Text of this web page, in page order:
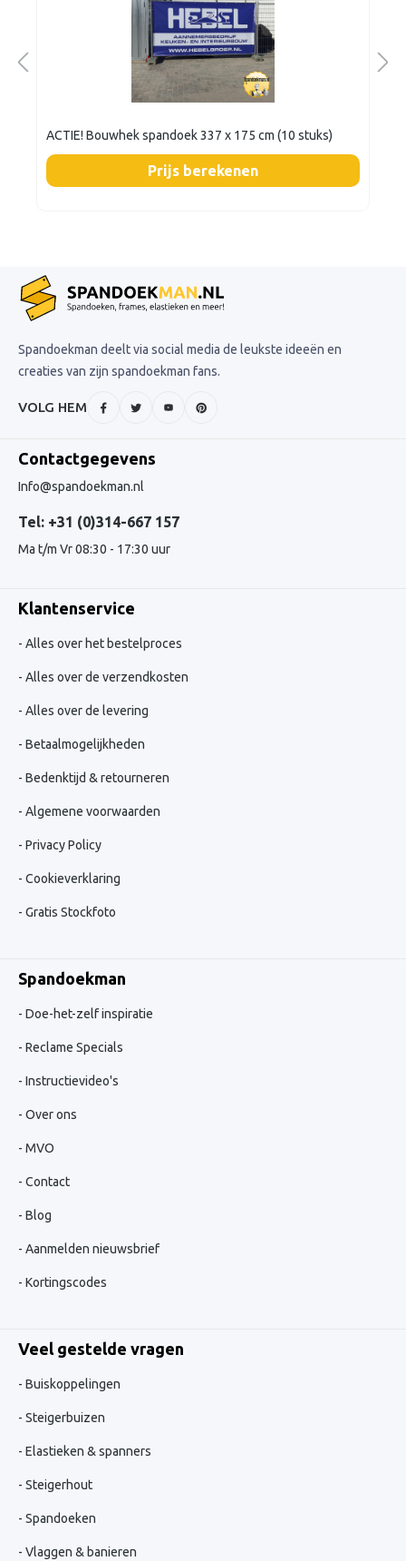
ACTIE! Bouwhek spandoek 337 x 175 cm (10 stuks)
Prijs berekenen
Spandoekman deelt via social media de leukste ideeën en
creaties van zijn spandoekman fans.
VOLG HEM
Contactgegevens
Info@spandoekman.nl
Tel: +31 (0)314-667 157
Ma t/m Vr 08:30 - 17:30 uur
Klantenservice
Alles over het bestelproces
Alles over de verzendkosten
Alles over de levering
Betaalmogelijkheden
Bedenktijd & retourneren
Algemene voorwaarden
Privacy Policy
Cookieverklaring
Gratis Stockfoto
Spandoekman
Doe-het-zelf inspiratie
Reclame Specials
Instructievideo's
Over ons
MVO
Contact
Blog
Aanmelden nieuwsbrief
Kortingscodes
Veel gestelde vragen
Buiskoppelingen
Steigerbuizen
Elastieken & spanners
Steigerhout
Spandoeken
Vlaggen & banieren